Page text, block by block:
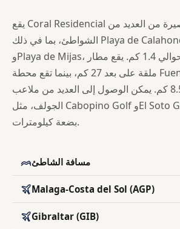
يقع Coral Residencial على بعد مسافة قصيرة من العديد من
الشواطئ، بما في ذلك Playa de Calahonda - Riviera
وPlaya de Mijas، وكلاهما على بعد حوالي 1.4 كم. يقع مطار
ملقة على بعد 27 كم، بينما تقع محطة Fuengirola للسكك
الحديدية على بعد 8.5 كم. يمكن الوصول إلى العديد من ملاعب
الجولف، مثل Cabopino Golf وEl Soto Golf، في غضون
بضعة كيلومترات.
مسافة الشاطئ
Malaga-Costa del Sol (AGP)
Gibraltar (GIB)